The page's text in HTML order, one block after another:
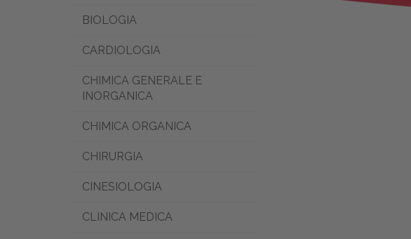
BIOLOGIA
CARDIOLOGIA
CHIMICA GENERALE E
INORGANICA
CHIMICA ORGANICA
CHIRURGIA
CINESIOLOGIA
CLINICA MEDICA